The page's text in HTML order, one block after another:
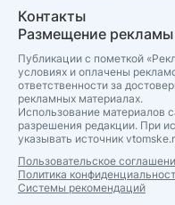
Контакты
Размещение рекламы
Публикации с пометкой
условиях и оплачены
ответственности за
рекламных материалах.
Использование материалов
разрешения редакции. При
указывать источник
Пользовательское
Политика
Системы рекомендаций